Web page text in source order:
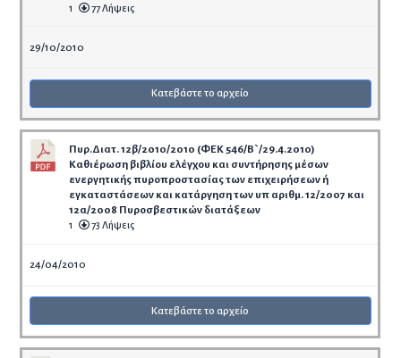
1 77 Λήψεις
29/10/2010
Κατεβάστε το αρχείο
Πυρ.Διατ. 12β/2010/2010 (ΦΕΚ 546/Β`/29.4.2010)
Καθιέρωση βιβλίου ελέγχου και συντήρησης μέσων
ενεργητικής πυροπροστασίας των επιχειρήσεων ή
εγκαταστάσεων και κατάργηση των υπ αριθμ. 12/2007 και
12α/2008 Πυροσβεστικών διατάξεων
1 73 Λήψεις
24/04/2010
Κατεβάστε το αρχείο